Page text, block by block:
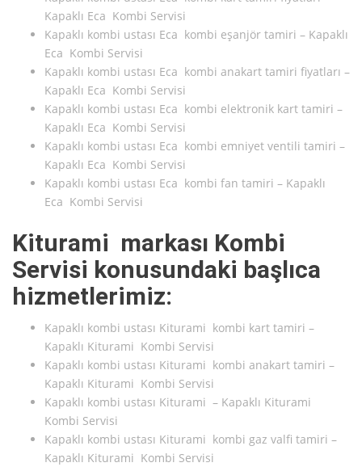
Kapaklı Eca Kombi Servisi
Kapaklı kombi ustası Eca kombi eşanjör tamiri – Kapaklı
Eca Kombi Servisi
Kapaklı kombi ustası Eca kombi anakart tamiri fiyatları –
Kapaklı Eca Kombi Servisi
Kapaklı kombi ustası Eca kombi elektronik kart tamiri –
Kapaklı Eca Kombi Servisi
Kapaklı kombi ustası Eca kombi emniyet ventili tamiri –
Kapaklı Eca Kombi Servisi
Kapaklı kombi ustası Eca kombi fan tamiri – Kapaklı
Eca Kombi Servisi
Kiturami markası Kombi
Servisi konusundaki başlıca
hizmetlerimiz:
Kapaklı kombi ustası Kiturami kombi kart tamiri –
Kapaklı Kiturami Kombi Servisi
Kapaklı kombi ustası Kiturami kombi anakart tamiri –
Kapaklı Kiturami Kombi Servisi
Kapaklı kombi ustası Kiturami – Kapaklı Kiturami
Kombi Servisi
Kapaklı kombi ustası Kiturami kombi gaz valfi tamiri –
Kapaklı Kiturami Kombi Servisi